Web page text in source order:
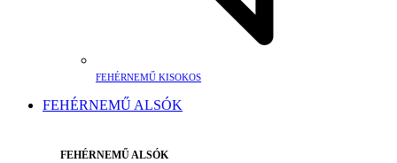
FEHÉRNEMŰ KISOKOS
FEHÉRNEMŰ ALSÓK
FEHÉRNEMŰ ALSÓK